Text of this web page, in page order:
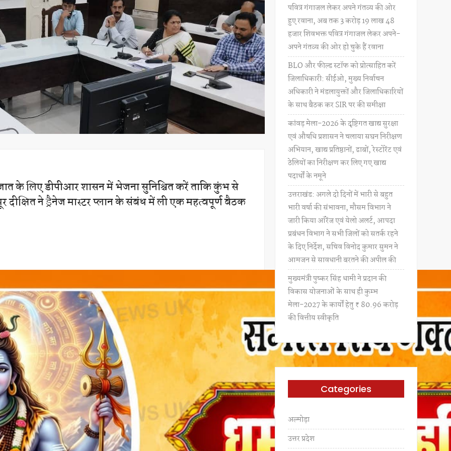
के लिए डीपीआर शासन में भेजना सुनिश्चित करें ताकि कुंभ से
दीक्षित ने ड्रैनेज मास्टर प्लान के संबंध में ली एक महत्वपूर्ण बैठक
पवित्र गंगाजल लेकर अपने गंतव्य की ओर
हुए रवाना, अब तक 3 करोड़ 19 लाख 48
हजार शिवभक्त पवित्र गंगाजल लेकर अपने-
अपने गंतव्य की ओर हो चुके हैं रवाना
BLO और फील्ड स्टॉफ को प्रोत्साहित करें
जिलाधिकारी: सीईओ, मुख्य निर्वाचन
अधिकारी ने मंडलायुक्तों और जिलाधिकारियों
के साथ बैठक कर SIR पर की समीक्षा
कांवड़ मेला-2026 के दृष्टिगत खाद्य सुरक्षा
एवं औषधि प्रशासन ने चलाया सघन निरीक्षण
अभियान, खाद्य प्रतिष्ठानों, ढाबों, रेस्टोरेंट एवं
ठेलियों का निरीक्षण कर लिए गए खाद्य
पदार्थों के नमूने
उत्तराखंड: अगले दो दिनों में भारी से बहुत
भारी वर्षा की संभावना, मौसम विभाग ने
जारी किया ऑरेंज एवं येलो अलर्ट, आपदा
प्रबंधन विभाग ने सभी जिलों को सतर्क रहने
के दिए निर्देश, सचिव विनोद कुमार सुमन ने
आमजन से सावधानी बरतने की अपील की
मुख्यमंत्री पुष्कर सिंह धामी ने प्रदान की
विकास योजनाओं के साथ ही कुम्भ
मेला-2027 के कार्यों हेतु ₹ 80.96 करोड़
की वित्तीय स्वीकृति
Categories
अल्मोड़ा
उत्तर प्रदेश